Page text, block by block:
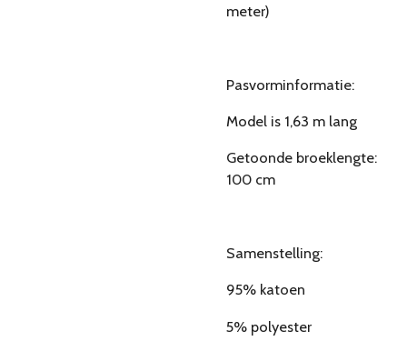
meter)
Pasvorminformatie:
Model is 1,63 m lang
Getoonde broeklengte:
100 cm
Samenstelling:
95% katoen
5% polyester